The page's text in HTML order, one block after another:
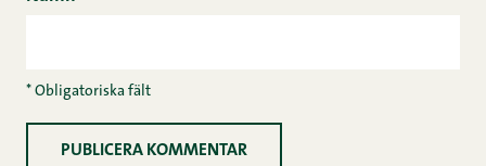
* Obligatoriska fält